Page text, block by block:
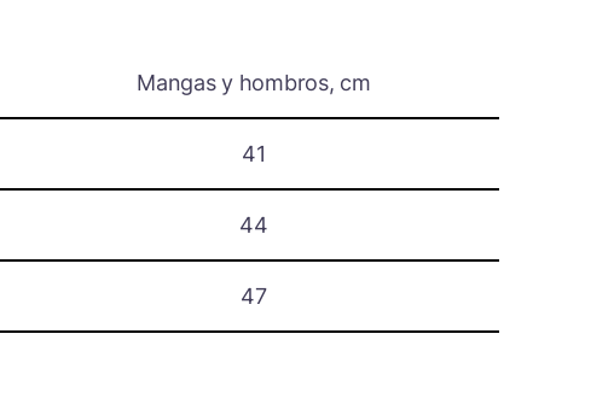
Mangas y hombros, cm
41
44
47